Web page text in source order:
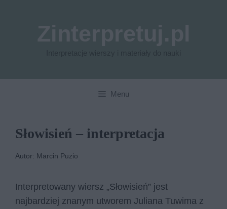
Menu
Słowisień – interpretacja
Autor: Marcin Puzio
Interpretowany wiersz „Słowisień” jest
najbardziej znanym utworem Juliana Tuwima z